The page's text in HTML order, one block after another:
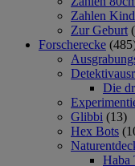
Zahlen
Zur Geburt
Forscherecke
Die
Glibbi (13)
Hex Bots
Haba